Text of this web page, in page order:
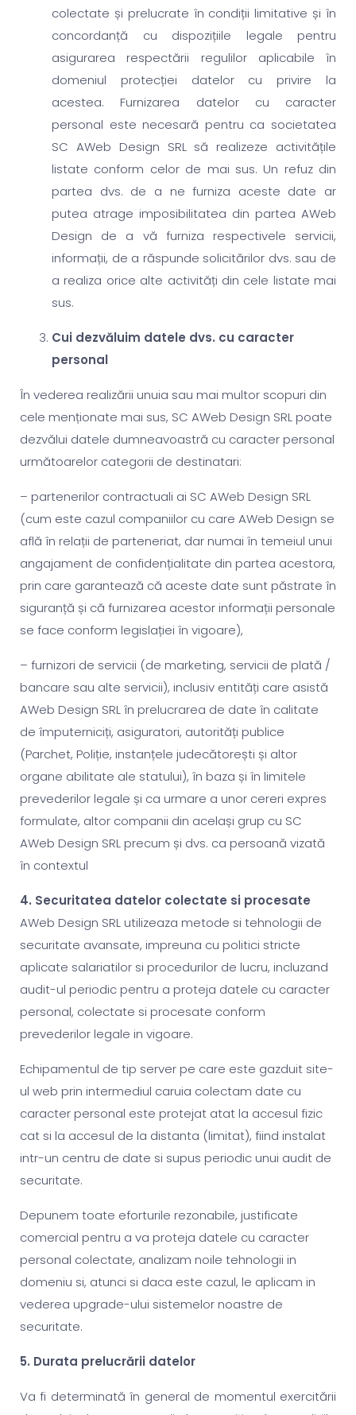
colectate și prelucrate în condiții limitative și în
concordanță cu dispozițiile legale pentru
asigurarea respectării regulilor aplicabile în
domeniul protecției datelor cu privire la
acestea. Furnizarea datelor cu caracter
personal este necesară pentru ca societatea
SC AWeb Design SRL să realizeze activitățile
listate conform celor de mai sus. Un refuz din
partea dvs. de a ne furniza aceste date ar
putea atrage imposibilitatea din partea AWeb
Design de a vă furniza respectivele servicii,
informații, de a răspunde solicitărilor dvs. sau de
a realiza orice alte activități din cele listate mai
sus.
Cui dezvăluim datele dvs. cu caracter
personal
În vederea realizării unuia sau mai multor scopuri din
cele menționate mai sus, SC AWeb Design SRL poate
dezvălui datele dumneavoastră cu caracter personal
următoarelor categorii de destinatari:
– partenerilor contractuali ai SC AWeb Design SRL
(cum este cazul companiilor cu care AWeb Design se
află în relații de parteneriat, dar numai în temeiul unui
angajament de confidențialitate din partea acestora,
prin care garantează că aceste date sunt păstrate în
siguranță și că furnizarea acestor informații personale
se face conform legislației în vigoare),
– furnizori de servicii (de marketing, servicii de plată /
bancare sau alte servicii), inclusiv entități care asistă
AWeb Design SRL în prelucrarea de date în calitate
de împuterniciți, asiguratori, autorități publice
(Parchet, Poliție, instanțele judecătorești și altor
organe abilitate ale statului), în baza și în limitele
prevederilor legale și ca urmare a unor cereri expres
formulate, altor companii din același grup cu SC
AWeb Design SRL precum și dvs. ca persoană vizată
în contextul
4. Securitatea datelor colectate si procesate
AWeb Design SRL utilizeaza metode si tehnologii de
securitate avansate, impreuna cu politici stricte
aplicate salariatilor si procedurilor de lucru, incluzand
audit-ul periodic pentru a proteja datele cu caracter
personal, colectate si procesate conform
prevederilor legale in vigoare.
Echipamentul de tip server pe care este gazduit site-
ul web prin intermediul caruia colectam date cu
caracter personal este protejat atat la accesul fizic
cat si la accesul de la distanta (limitat), fiind instalat
intr-un centru de date si supus periodic unui audit de
securitate.
Depunem toate eforturile rezonabile, justificate
comercial pentru a va proteja datele cu caracter
personal colectate, analizam noile tehnologii in
domeniu si, atunci si daca este cazul, le aplicam in
vederea upgrade-ului sistemelor noastre de
securitate.
5. Durata prelucrării datelor
Va fi determinată în general de momentul exercitării